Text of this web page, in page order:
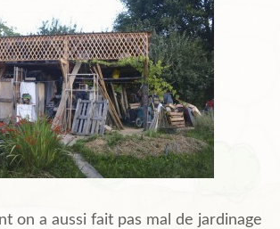
on a aussi fait pas mal de jardinage